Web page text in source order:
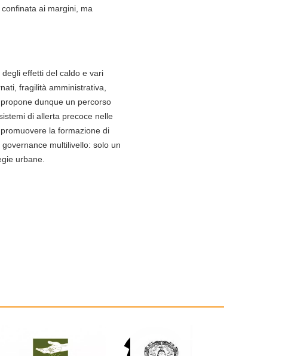
ai margini, ma
effetti del caldo e vari
fragilità amministrativa,
dunque un percorso
di allerta precoce nelle
la formazione di
multilivello: solo un
urbane.